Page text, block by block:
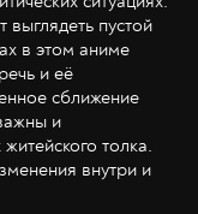
пустой
в этом аниме
и её
сближение
и
толка.
внутри и